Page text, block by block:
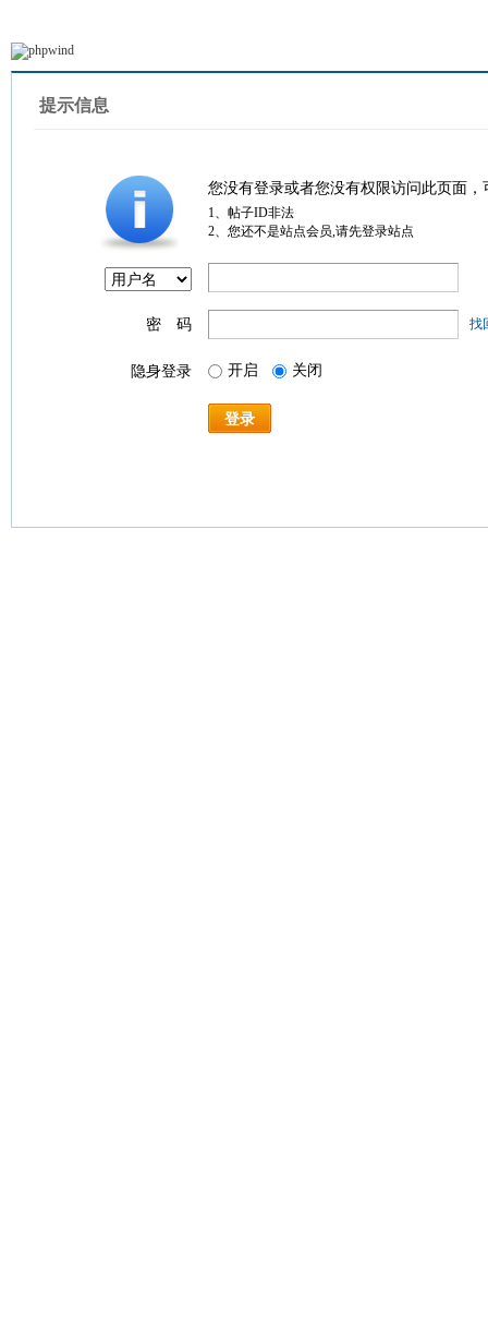
提示信息
您没有登录或者您没有权限访问此页面
1、帖子ID非法
2、您还不是站点会员,请先登录站点
密 码 找
隐身登录 开启 关闭
登录